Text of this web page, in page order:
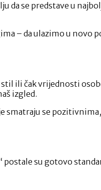
da se predstave u
– da ulazimo u novo
ili čak vrijednosti
izgled.
smatraju se
su gotovo